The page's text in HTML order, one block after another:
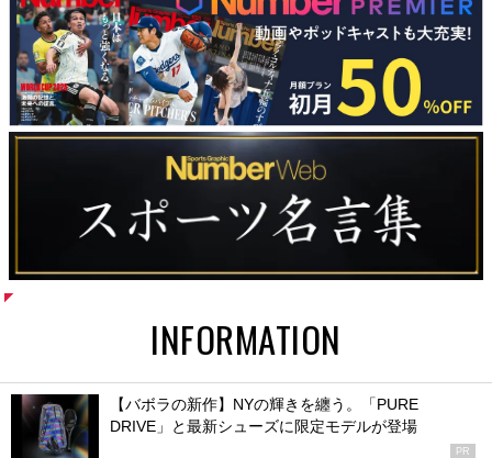
INFORMATION
【バボラの新作】NYの輝きを纏う。「PURE
DRIVE」と最新シューズに限定モデルが登場
PR